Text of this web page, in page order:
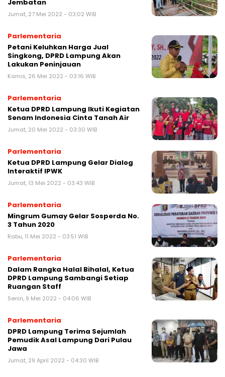
Jembatan
Jumat, 27 Mei 2022 - 03:02 WIB
Parlementaria
Petani Keluhkan Harga Jual
Singkong, DPRD Lampung Akan
Lakukan Peninjauan
Kamis, 26 Mei 2022 - 03:16 WIB
Parlementaria
Ketua DPRD Lampung Ikuti Kegiatan
Senam Indonesia Cinta Tanah Air
Jumat, 20 Mei 2022 - 03:30 WIB
Parlementaria
Ketua DPRD Lampung Gelar Dialog
Interaktif IPWK
Jumat, 13 Mei 2022 - 03:43 WIB
Parlementaria
Mingrum Gumay Gelar Sosperda No.
3 Tahun 2020
Rabu, 11 Mei 2022 - 03:51 WIB
Parlementaria
Dalam Rangka Halal Bihalal, Ketua
DPRD Lampung Sambangi Setiap
Ruangan Staff
Senin, 9 Mei 2022 - 04:06 WIB
Parlementaria
DPRD Lampung Terima Sejumlah
Pemudik Asal Lampung Dari Pulau
Jawa
Jumat, 29 April 2022 - 04:30 WIB